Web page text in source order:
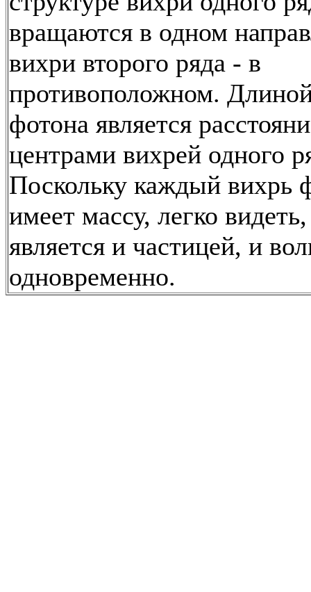
вращаются в одном
вихри второго ряда - в
противоположном.
фотона является
центрами вихрей одного
Поскольку каждый вихрь
имеет массу, легко
является и частицей, и
одновременно.